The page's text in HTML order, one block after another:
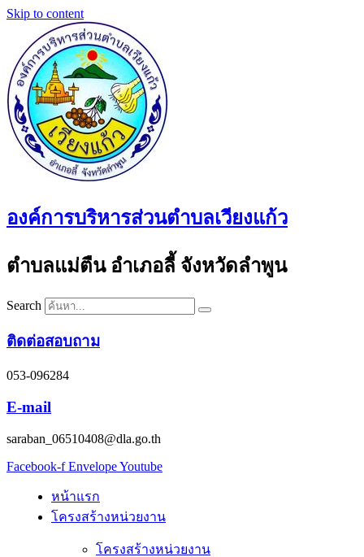
Skip to content
องค์การบริหารส่วนตำบลเวียงแก้ว
ตำบลแม่ตืน อำเภอลี้ จังหวัดลำพูน
Search
ติดต่อสอบถาม
053-096284
E-mail
saraban_06510408@dla.go.th
Facebook-f EnvelopeYoutube
หน้าแรก
โครงสร้างหน่วยงาน
โครงสร้างหน่วยงาน